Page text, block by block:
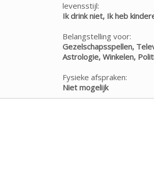
levensstijl:
Ik drink niet, Ik heb
Belangstelling voor:
Gezelschapsspellen,
Astrologie, Winkelen,
Fysieke afspraken:
Niet mogelijk